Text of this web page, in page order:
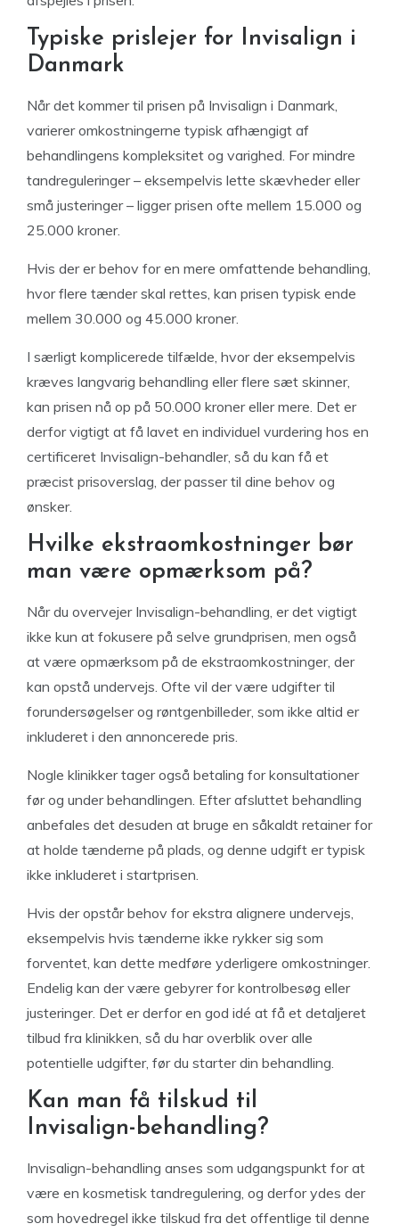
Typiske prislejer for Invisalign i
Danmark
Når det kommer til prisen på Invisalign i Danmark,
varierer omkostningerne typisk afhængigt af
behandlingens kompleksitet og varighed. For mindre
tandreguleringer – eksempelvis lette skævheder eller
små justeringer – ligger prisen ofte mellem 15.000 og
25.000 kroner.
Hvis der er behov for en mere omfattende behandling,
hvor flere tænder skal rettes, kan prisen typisk ende
mellem 30.000 og 45.000 kroner.
I særligt komplicerede tilfælde, hvor der eksempelvis
kræves langvarig behandling eller flere sæt skinner,
kan prisen nå op på 50.000 kroner eller mere. Det er
derfor vigtigt at få lavet en individuel vurdering hos en
certificeret Invisalign-behandler, så du kan få et
præcist prisoverslag, der passer til dine behov og
ønsker.
Hvilke ekstraomkostninger bør
man være opmærksom på?
Når du overvejer Invisalign-behandling, er det vigtigt
ikke kun at fokusere på selve grundprisen, men også
at være opmærksom på de ekstraomkostninger, der
kan opstå undervejs. Ofte vil der være udgifter til
forundersøgelser og røntgenbilleder, som ikke altid er
inkluderet i den annoncerede pris.
Nogle klinikker tager også betaling for konsultationer
før og under behandlingen. Efter afsluttet behandling
anbefales det desuden at bruge en såkaldt retainer for
at holde tænderne på plads, og denne udgift er typisk
ikke inkluderet i startprisen.
Hvis der opstår behov for ekstra alignere undervejs,
eksempelvis hvis tænderne ikke rykker sig som
forventet, kan dette medføre yderligere omkostninger.
Endelig kan der være gebyrer for kontrolbesøg eller
justeringer. Det er derfor en god idé at få et detaljeret
tilbud fra klinikken, så du har overblik over alle
potentielle udgifter, før du starter din behandling.
Kan man få tilskud til
Invisalign-behandling?
Invisalign-behandling anses som udgangspunkt for at
være en kosmetisk tandregulering, og derfor ydes der
som hovedregel ikke tilskud fra det offentlige til denne